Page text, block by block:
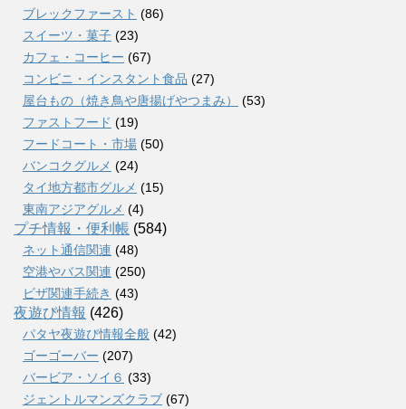
ブレックファースト (86)
スイーツ・菓子 (23)
カフェ・コーヒー (67)
コンビニ・インスタント食品 (27)
屋台もの（焼き鳥や唐揚げやつまみ）
(53)
ファストフード (19)
フードコート・市場 (50)
バンコクグルメ (24)
タイ地方都市グルメ (15)
東南アジアグルメ (4)
プチ情報・便利帳 (584)
ネット通信関連 (48)
空港やバス関連 (250)
ビザ関連手続き (43)
夜遊び情報 (426)
パタヤ夜遊び情報全般 (42)
ゴーゴーバー (207)
バービア・ソイ６ (33)
ジェントルマンズクラブ (67)